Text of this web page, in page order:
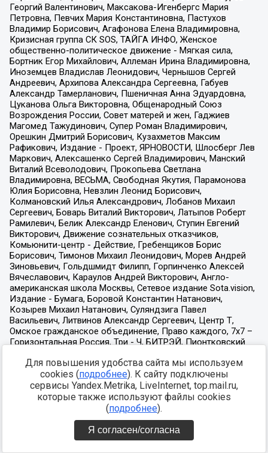
Для повышения удобства сайта мы используем
cookies (подробнее). К сайту подключены
сервисы Yandex.Metrika, LiveInternet, top.mail.ru,
которые также используют файлы cookies
(подробнее).
Я согласен/согласна